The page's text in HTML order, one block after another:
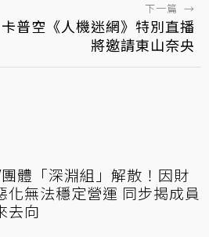
下一篇 →
普空《人機迷網》特別直播
將邀請東山奈央
團體「深淵組」解散！因財
化無法穩定營運 同步揭成員
去向